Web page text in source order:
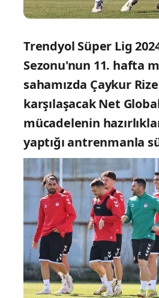
Trendyol Süper Lig
Sezonu'nun 11. hafta
sahamızda Çaykur
karşılaşacak Net
mücadelenin
yaptığı antrenmanla